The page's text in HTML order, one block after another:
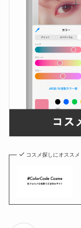
コスメ探しにオススメ